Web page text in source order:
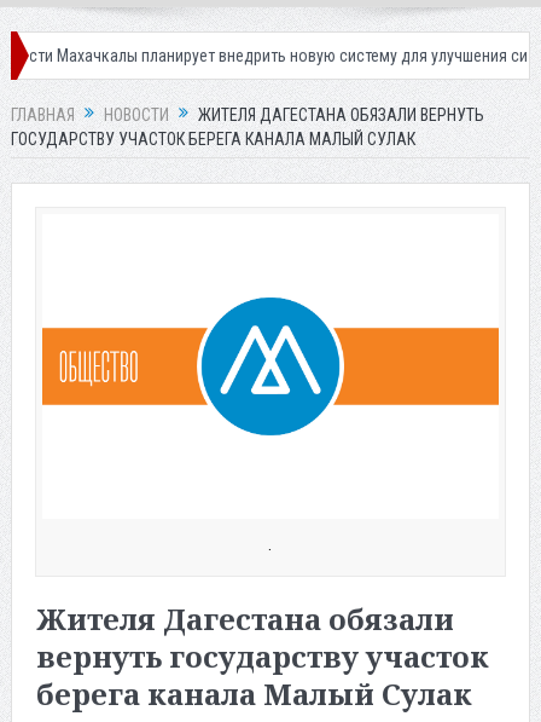
планирует внедрить новую систему для улучшения ситуации с
ГЛАВНАЯ НОВОСТИ
ЖИТЕЛЯ ДАГЕСТАНА ОБЯЗАЛИ ВЕРНУТЬ
ГОСУДАРСТВУ УЧАСТОК БЕРЕГА КАНАЛА МАЛЫЙ СУЛАК
.
Жителя Дагестана обязали
вернуть государству участок
берега канала Малый Сулак